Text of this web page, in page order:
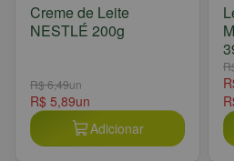
Creme de Leite
NESTLÉ 200g
R$ 6,49un
R$ 5,89un
Adicionar